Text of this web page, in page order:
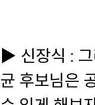
▶ 신장식 :
균 후보님은